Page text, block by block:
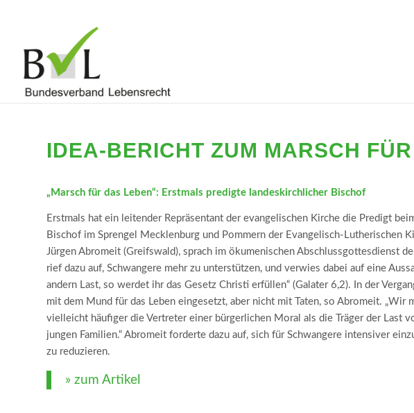
IDEA-BERICHT ZUM MARSCH
„Marsch für das Leben“: Erstmals predigte landeskirchlicher Bischof
Erstmals hat ein leitender Repräsentant der evangelischen Kirche die Predigt
Bischof im Sprengel Mecklenburg und Pommern der Evangelisch-Lutherischen
Jürgen Abromeit (Greifswald), sprach im ökumenischen Abschlussgottesdienst
rief dazu auf, Schwangere mehr zu unterstützen, und verwies dabei auf eine
andern Last, so werdet ihr das Gesetz Christi erfüllen“ (Galater 6,2). In der
mit dem Mund für das Leben eingesetzt, aber nicht mit Taten, so Abromeit. „Wir
vielleicht häufiger die Vertreter einer bürgerlichen Moral als die Träger der Last
jungen Familien.“ Abromeit forderte dazu auf, sich für Schwangere intensiver
zu reduzieren.
» zum Artikel